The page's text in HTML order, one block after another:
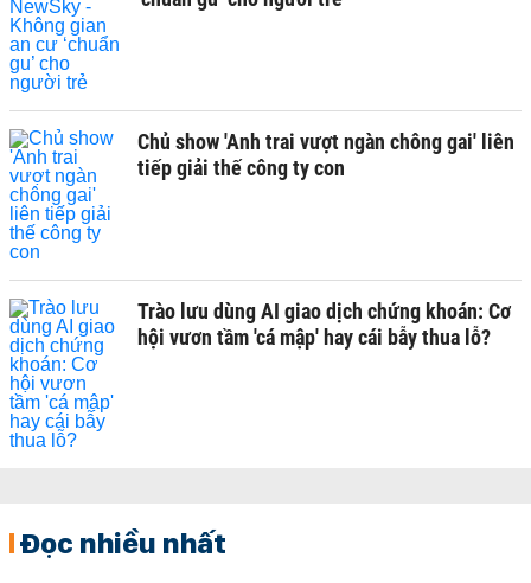
Chủ show 'Anh trai vượt ngàn chông gai' liên
tiếp giải thế công ty con
Trào lưu dùng AI giao dịch chứng khoán: Cơ
hội vươn tầm 'cá mập' hay cái bẫy thua lỗ?
Đọc nhiều nhất